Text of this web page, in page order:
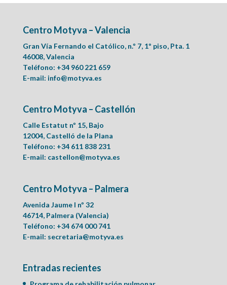
Centro Motyva – Valencia
Gran Vía Fernando el Católico, n.º 7, 1º piso, Pta. 1
46008, Valencia
Teléfono: +34 960 221 659
E-mail: info@motyva.es
Centro Motyva – Castellón
Calle Estatut nº 15, Bajo
12004, Castelló de la Plana
Teléfono: +34 611 838 231
E-mail: castellon@motyva.es
Centro Motyva – Palmera
Avenida Jaume I nº 32
46714, Palmera (Valencia)
Teléfono: +34 674 000 741
E-mail: secretaria@motyva.es
Entradas recientes